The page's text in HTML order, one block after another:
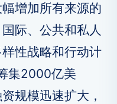
增加所有来源的
际、公共和私人
性战略和行动计
集2000亿美
规模迅速扩大，